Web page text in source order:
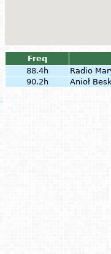
Freq
88.4h
Radio
90.2h
Anioł